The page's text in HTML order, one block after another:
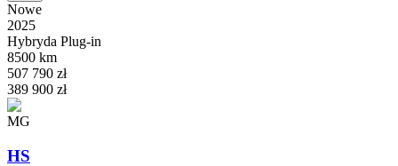
Nowe
2025
Hybryda Plug-in
8500 km
507 790 zł
389 900 zł
MG
HS